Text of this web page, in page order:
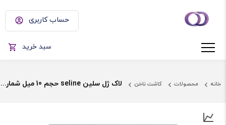
حساب کاربری
سبد خرید
خانه محصولات کاشت ناخن لاک ژل سلین seline حجم 10 میل شماره 161 تا 180